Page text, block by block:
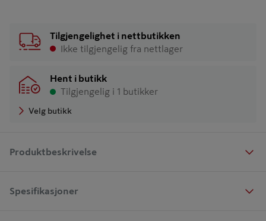
Tilgjengelighet i nettbutikken
Ikke tilgjengelig fra nettlager
Hent i butikk
Tilgjengelig i 1 butikker
Velg butikk
Produktbeskrivelse
Spesifikasjoner